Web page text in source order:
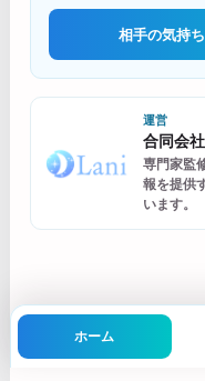
相手の気持
運営
合同会
専門家監
報を提供
います。
ホーム